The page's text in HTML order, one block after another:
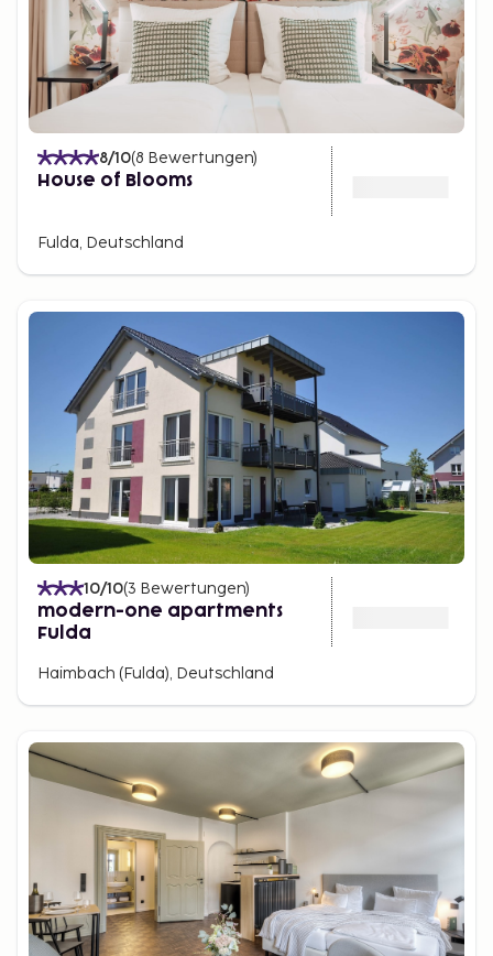
8/10(8 Bewertungen)
House of Blooms
Fulda, Deutschland
10/10(3 Bewertungen)
modern-one apartments
Fulda
Haimbach (Fulda), Deutschland